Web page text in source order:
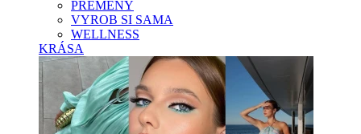
PREMENY
VYROB SI SAMA
WELLNESS
KRÁSA